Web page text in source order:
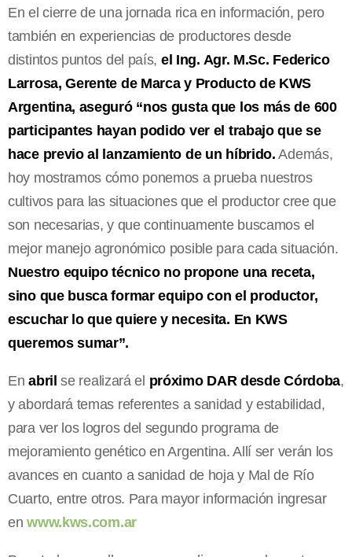
En el cierre de una jornada rica en información, pero
también en experiencias de productores desde
distintos puntos del país, el Ing. Agr. M.Sc. Federico
Larrosa, Gerente de Marca y Producto de KWS
Argentina, aseguró “nos gusta que los más de 600
participantes hayan podido ver el trabajo que se
hace previo al lanzamiento de un híbrido. Además,
hoy mostramos cómo ponemos a prueba nuestros
cultivos para las situaciones que el productor cree que
son necesarias, y que continuamente buscamos el
mejor manejo agronómico posible para cada situación.
Nuestro equipo técnico no propone una receta,
sino que busca formar equipo con el productor,
escuchar lo que quiere y necesita. En KWS
queremos sumar”.
Enabril se realizará el próximo DAR desde Córdoba,
y abordará temas referentes a sanidad y estabilidad,
para ver los logros del segundo programa de
mejoramiento genético en Argentina. Allí ser verán los
avances en cuanto a sanidad de hoja y Mal de Río
Cuarto, entre otros. Para mayor información ingresar
enwww.kws.com.ar